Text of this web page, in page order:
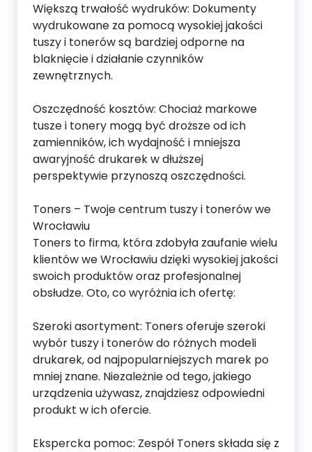
Większą trwałość wydruków: Dokumenty
wydrukowane za pomocą wysokiej jakości
tuszy i tonerów są bardziej odporne na
blaknięcie i działanie czynników
zewnętrznych.
Oszczędność kosztów: Chociaż markowe
tusze i tonery mogą być droższe od ich
zamienników, ich wydajność i mniejsza
awaryjność drukarek w dłuższej
perspektywie przynoszą oszczędności.
Toners – Twoje centrum tuszy i tonerów we
Wrocławiu
Toners to firma, która zdobyła zaufanie wielu
klientów we Wrocławiu dzięki wysokiej jakości
swoich produktów oraz profesjonalnej
obsłudze. Oto, co wyróżnia ich ofertę:
Szeroki asortyment: Toners oferuje szeroki
wybór tuszy i tonerów do różnych modeli
drukarek, od najpopularniejszych marek po
mniej znane. Niezależnie od tego, jakiego
urządzenia używasz, znajdziesz odpowiedni
produkt w ich ofercie.
Ekspercka pomoc: Zespół Toners składa się z